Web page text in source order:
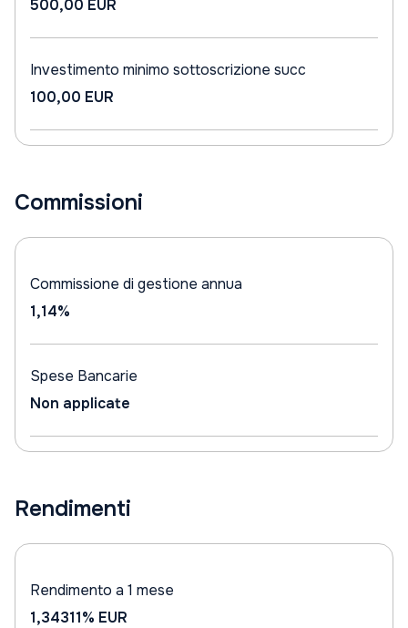
500,00 EUR
Investimento minimo sottoscrizione succ
100,00 EUR
Commissioni
Commissione di gestione annua
1,14%
Spese Bancarie
Non applicate
Rendimenti
Rendimento a 1 mese
1,34311% EUR